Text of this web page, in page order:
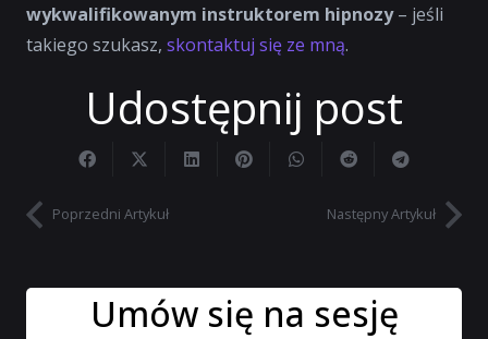
wykwalifikowanym instruktorem hipnozy– jeśli
takiego szukasz, skontaktuj się ze mną.
Udostępnij post
Poprzedni Artykuł Następny Artykuł
Umów się na sesję